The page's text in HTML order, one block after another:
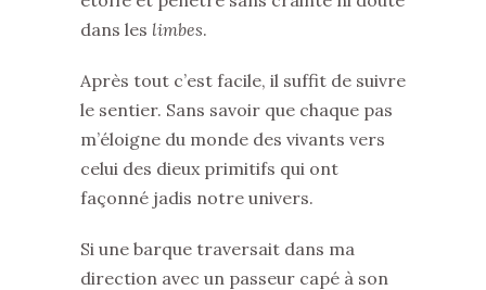
dans les limbes.
Après tout c’est facile, il suffit de suivre
le sentier. Sans savoir que chaque pas
m’éloigne du monde des vivants vers
celui des dieux primitifs qui ont
façonné jadis notre univers.
Si une barque traversait dans ma
direction avec un passeur capé à son